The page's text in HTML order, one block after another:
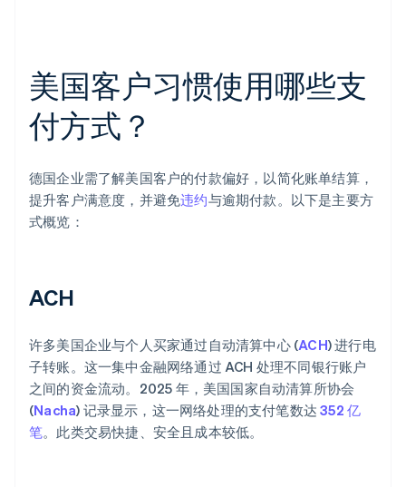
美国客户习惯使用哪些支
付方式？
德国企业需了解美国客户的付款偏好，以简化账单结算，
提升客户满意度，并避免违约与逾期付款。以下是主要方
式概览：
ACH
许多美国企业与个人买家通过自动清算中心 (ACH) 进行电
子转账。这一集中金融网络通过 ACH 处理不同银行账户
之间的资金流动。2025 年，美国国家自动清算所协会
(Nacha) 记录显示，这一网络处理的支付笔数达 352 亿
笔。此类交易快捷、安全且成本较低。